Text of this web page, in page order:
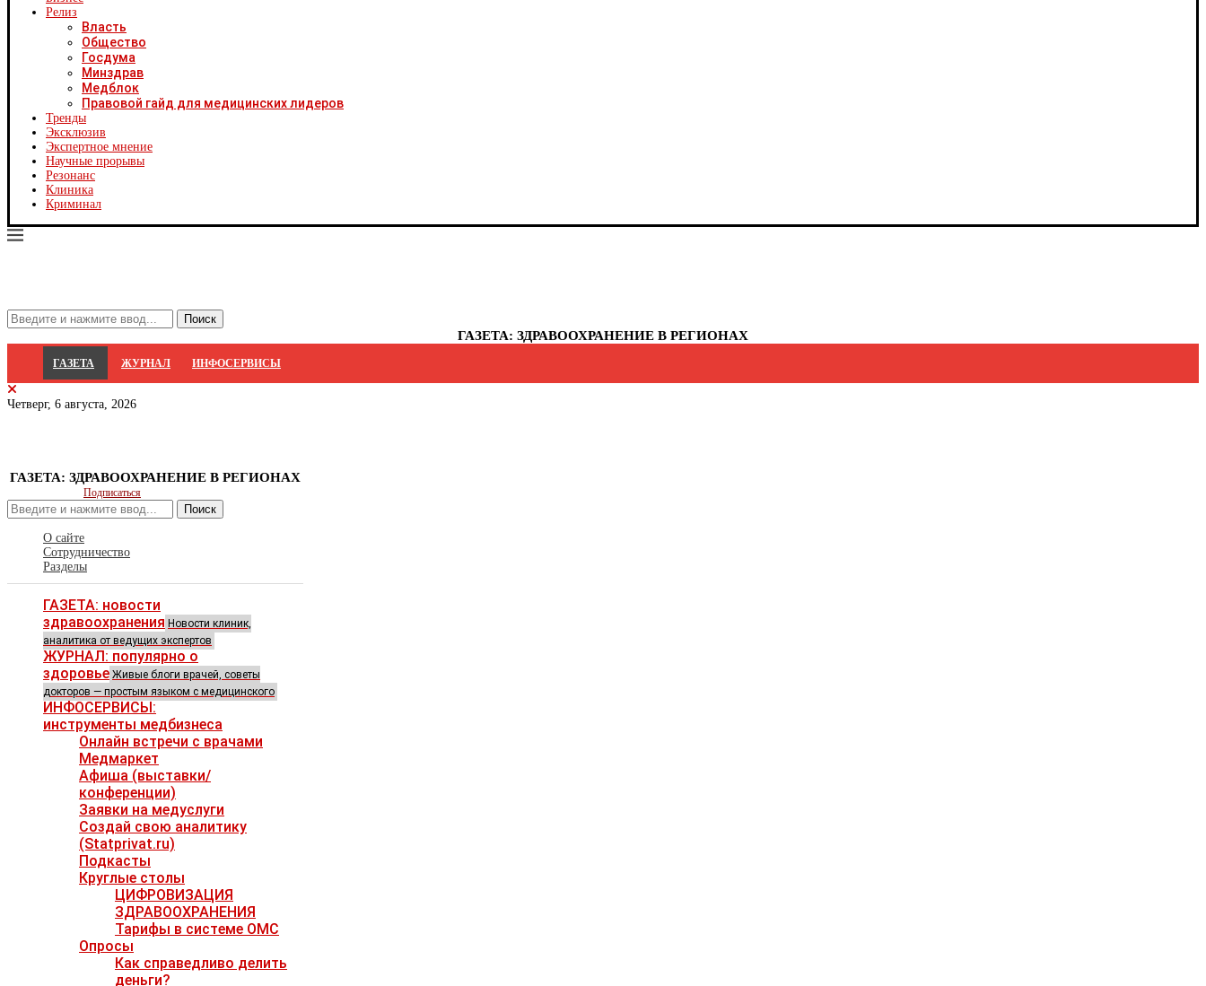
Релиз
Власть
Общество
Госдума
Минздрав
Медблок
Правовой гайд для медицинских лидеров
Тренды
Эксклюзив
Экспертное мнение
Научные прорывы
Резонанс
Клиника
Криминал
ГАЗЕТА: ЗДРАВООХРАНЕНИЕ В РЕГИОНАХ
ГАЗЕТА ЖУРНАЛ ИНФОСЕРВИСЫ
Четверг, 6 августа, 2026
ГАЗЕТА: ЗДРАВООХРАНЕНИЕ В РЕГИОНАХ
Подписаться
Поиск
О сайте
Сотрудничество
Разделы
ГАЗЕТА: новости
здравоохранения Новости клиник,
аналитика от ведущих экспертов
ЖУРНАЛ: популярно о
здоровье Живые блоги врачей, советы
докторов — простым языком с медицинского
ИНФОСЕРВИСЫ:
инструменты медбизнеса
Онлайн встречи с врачами
Медмаркет
Афиша (выставки/
конференции)
Заявки на медуслуги
Создай свою аналитику
(Statprivat.ru)
Подкасты
Круглые столы
ЦИФРОВИЗАЦИЯ
ЗДРАВООХРАНЕНИЯ
Тарифы в системе ОМС
Опросы
Как справедливо делить
деньги?